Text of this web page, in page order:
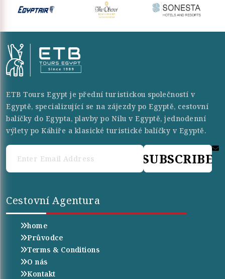
ETB Tours Egypt je přední turistickou společností v
Egyptě, specializující se na zájezdy po Egyptě, cestovní
balíčky do Egypta, plavby po Nilu v Egyptě, jednodenní
výlety po Káhiře a klasické turistické balíčky v Egyptě.
SUBSCRIBE
Cestovní Agentura
home
Průvodce
Terms & Conditions
O nás
Kontakt